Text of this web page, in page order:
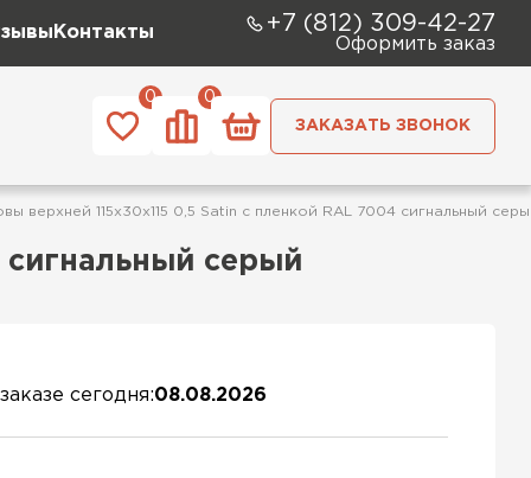
Контакты +7 (812) 309-42-27
Оформить заказ
0
0
ЗАКАЗАТЬ ЗВОНОК
верхней 115х30х115 0,5 Satin с пленкой RAL 7004 сигнальный
сигнальный серый
сегодня:08.08.2026